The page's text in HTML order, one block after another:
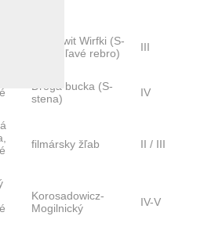
Ziemowit Wirfki (S-
stena, ľavé rebro)
III
Droga bucka (S-
stena)
IV
filmársky žľab II / III
Korosadowicz-
Mogilnický
IV-V